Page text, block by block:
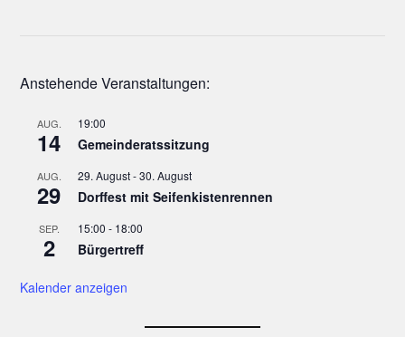
Anstehende Veranstaltungen:
AUG.
14
19:00
Gemeinderatssitzung
AUG.
29
29. August-30. August
Dorffest mit Seifenkistenrennen
SEP.
2
15:00 - 18:00
Bürgertreff
Kalender anzeigen